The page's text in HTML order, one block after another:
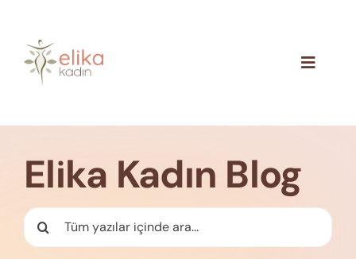
content
Toggle
İletişim
Elika Kadın Blog
Ara: